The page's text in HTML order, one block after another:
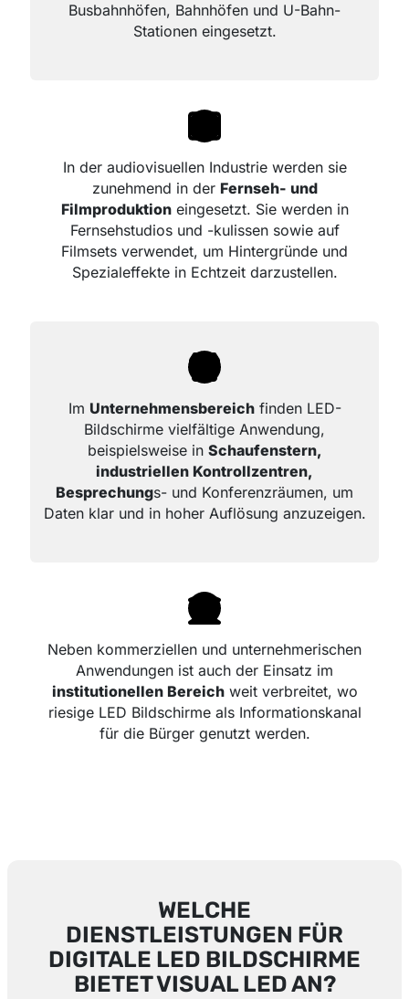
Busbahnhöfen, Bahnhöfen und U-Bahn-
Stationen eingesetzt.
In der audiovisuellen Industrie werden sie
zunehmend in der Fernseh- und
Filmproduktioneingesetzt. Sie werden in
Fernsehstudios und -kulissen sowie auf
Filmsets verwendet, um Hintergründe und
Spezialeffekte in Echtzeit darzustellen.
Im Unternehmensbereichfinden LED-
Bildschirme vielfältige Anwendung,
beispielsweise in Schaufenstern,
industriellen Kontrollzentren,
Besprechungs- und Konferenzräumen, um
Daten klar und in hoher Auflösung anzuzeigen.
Neben kommerziellen und unternehmerischen
Anwendungen ist auch der Einsatz im
institutionellen Bereichweit verbreitet, wo
riesige LED Bildschirme als Informationskanal
für die Bürger genutzt werden.
WELCHE
DIENSTLEISTUNGEN FÜR
DIGITALE LED BILDSCHIRME
BIETET VISUAL LED AN?